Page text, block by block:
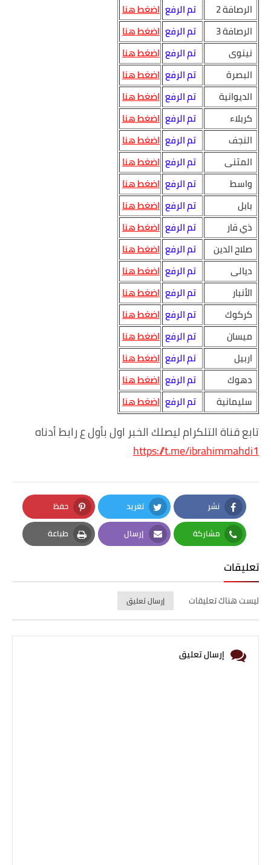
الرصافة 2
تم الرفع اضغط هنا
الرصافة 3
تم الرفع اضغط هنا
نينوى
تم الرفع اضغط هنا
البصرة
تم الرفع اضغط هنا
الديوانية
تم الرفع اضغط هنا
كربلاء
تم الرفع اضغط هنا
النجف
تم الرفع اضغط هنا
المثنى
تم الرفع اضغط هنا
واسط
تم الرفع اضغط هنا
بابل
تم الرفع اضغط هنا
ذي قار
تم الرفع اضغط هنا
صلاح الدين
تم الرفع اضغط هنا
ديالى
تم الرفع اضغط هنا
الأنبار
تم الرفع اضغط هنا
كركوك
تم الرفع اضغط هنا
ميسان
تم الرفع اضغط هنا
اربيل
تم الرفع اضغط هنا
دهوك
تم الرفع اضغط هنا
سليمانية
تم الرفع اضغط هنا
تابع قناة التلكرام ليصلك الخبر اول بأول ع رابط أدناه
https://t.me/ibrahimmahdi1
نشر
Facebook
تغريد
Twitter
حفظ
Pinterest
مشاركة
Whatsapp
إرسال
Email
طباعة
Print
تعليقات
ليست هناك تعليقات إرسال تعليق
إرسال تعليق